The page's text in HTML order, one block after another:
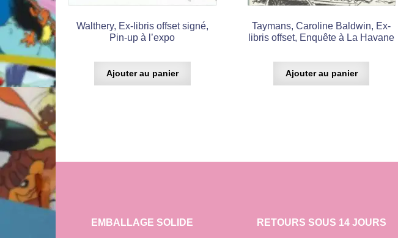
Walthery, Ex-libris offset signé,
Pin-up à l’expo
Ajouter au panier
Taymans, Caroline Baldwin, Ex-
libris offset, Enquête à La Havane
Ajouter au panier
EMBALLAGE SOLIDE RETOURS SOUS 14 JOURS